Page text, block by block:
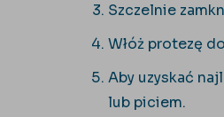
Szczelnie
Włóż protezę
Aby uzyskać
lub piciem.